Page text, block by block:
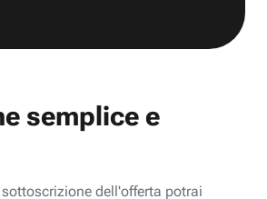
semplice e
dell'offerta potrai